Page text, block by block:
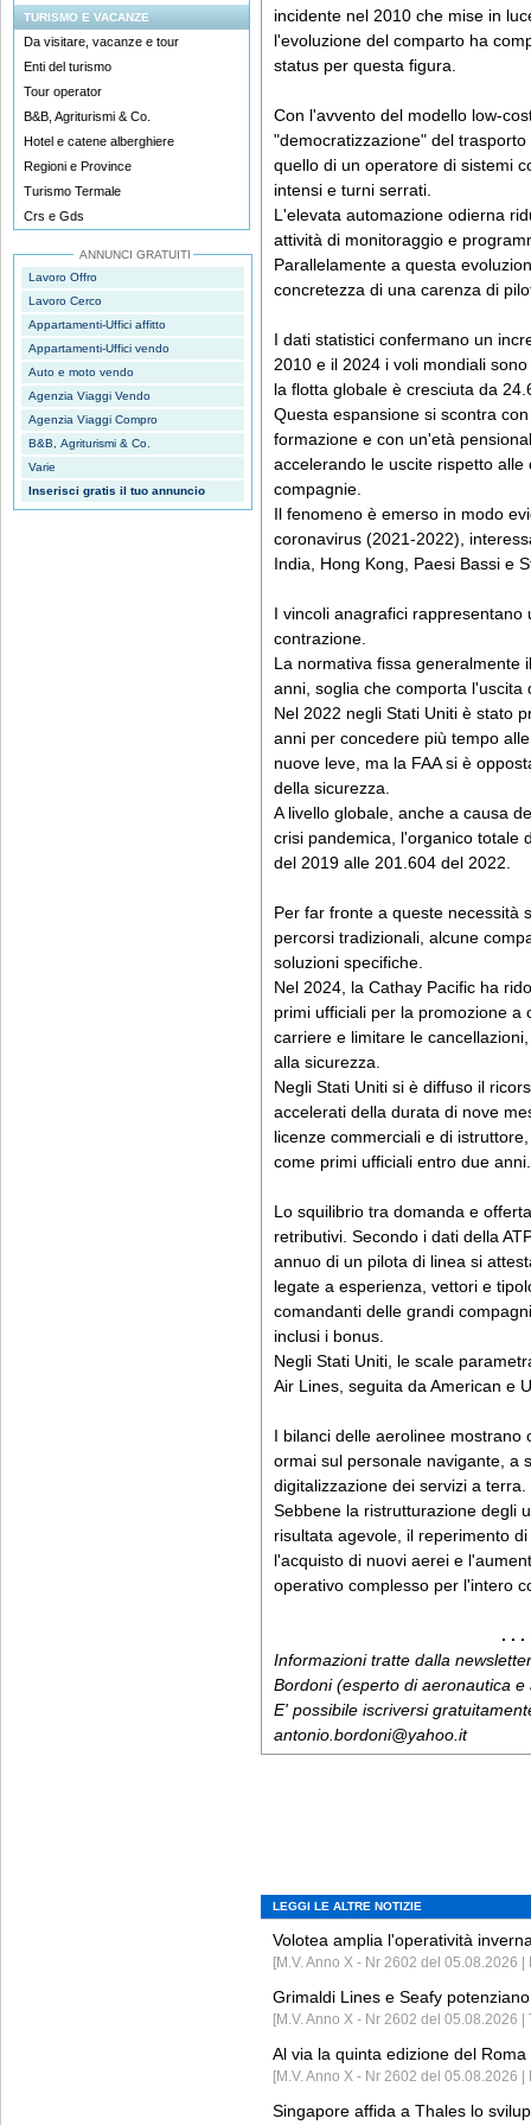
TURISMO E VACANZE
Da visitare, vacanze e tour
Enti del turismo
Tour operator
B&B, Agriturismi & Co.
Hotel e catene alberghiere
Regioni e Province
Turismo Termale
Crs e Gds
ANNUNCI GRATUITI
Lavoro Offro
Lavoro Cerco
Appartamenti-Uffici affitto
Appartamenti-Uffici vendo
Auto e moto vendo
Agenzia Viaggi Vendo
Agenzia Viaggi Compro
B&B, Agriturismi & Co.
Varie
Inserisci gratis il tuo annuncio
incidente nel 2010 che mise in
l'evoluzione del comparto ha
status per questa figura.
Con l'avvento del modello low-
"democratizzazione" del
quello di un operatore di sistemi
intensi e turni serrati.
L'elevata automazione odierna
attività di monitoraggio e
Parallelamente a questa
concretezza di una carenza di
I dati statistici confermano un
2010 e il 2024 i voli mondiali
la flotta globale è cresciuta da
Questa espansione si scontra
formazione e con un'età
accelerando le uscite rispetto
compagnie.
Il fenomeno è emerso in modo
coronavirus (2021-2022),
India, Hong Kong, Paesi Bassi e
I vincoli anagrafici
contrazione.
La normativa fissa generalmente
anni, soglia che comporta
Nel 2022 negli Stati Uniti è stato
anni per concedere più tempo
nuove leve, ma la FAA si è
della sicurezza.
A livello globale, anche a causa
crisi pandemica, l'organico totale
del 2019 alle 201.604 del 2022.
Per far fronte a queste necessità
percorsi tradizionali, alcune
soluzioni specifiche.
Nel 2024, la Cathay Pacific ha
primi ufficiali per la promozione a
carriere e limitare le
alla sicurezza.
Negli Stati Uniti si è diffuso il
accelerati della durata di nove
licenze commerciali e di
come primi ufficiali entro due anni.
Lo squilibrio tra domanda e
retributivi. Secondo i dati della
annuo di un pilota di linea si
legate a esperienza, vettori e
comandanti delle grandi
inclusi i bonus.
Negli Stati Uniti, le scale
Air Lines, seguita da American e
I bilanci delle aerolinee mostrano
ormai sul personale navigante, a
digitalizzazione dei servizi a terra.
Sebbene la ristrutturazione degli
risultata agevole, il reperimento
l'acquisto di nuovi aerei e
operativo complesso per l'intero
. . .
Informazioni tratte dalla newsletter
Bordoni (esperto di aeronautica
E' possibile iscriversi
antonio.bordoni@yahoo.it
LEGGI LE ALTRE NOTIZIE
Volotea amplia l'operatività
[M.V. Anno X - Nr 2602 del 05.08.2026 |
Grimaldi Lines e Seafy
[M.V. Anno X - Nr 2602 del 05.08.2026 |
Al via la quinta edizione del
[M.V. Anno X - Nr 2602 del 05.08.2026 |
Singapore affida a Thales lo